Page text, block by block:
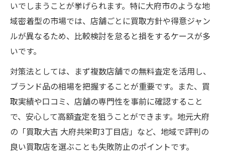
いでしまうことが挙げられます。特に大府市のような地
域密着型の市場では、店舗ごとに買取方針や得意ジャン
ルが異なるため、比較検討を怠ると損をするケースが多
いです。
対策法としては、まず複数店舗での無料査定を活用し、
ブランド品の相場を把握することが重要です。また、買
取実績や口コミ、店舗の専門性を事前に確認すること
で、安心して高額査定を狙うことができます。地元大府
の「買取大吉 大府共栄町3丁目店」など、地域で評判の
良い買取店を選ぶことも失敗防止のポイントです。